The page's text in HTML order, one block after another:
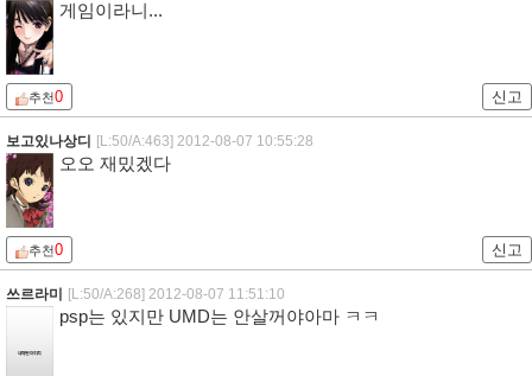
게임이라니...
추천0 신고
보고있나상디 [L:50/A:463] 2012-08-07 10:55:28
오오 재밌겠다
추천0 신고
쓰르라미 [L:50/A:268] 2012-08-07 11:51:10
psp는 있지만 UMD는 안살꺼야아마 ㅋㅋ